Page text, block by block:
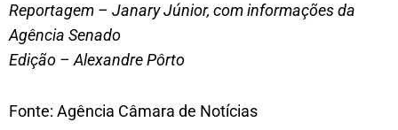
Reportagem – Janary Júnior, com informações da
Agência Senado
Edição – Alexandre Pôrto
Fonte: Agência Câmara de Notícias